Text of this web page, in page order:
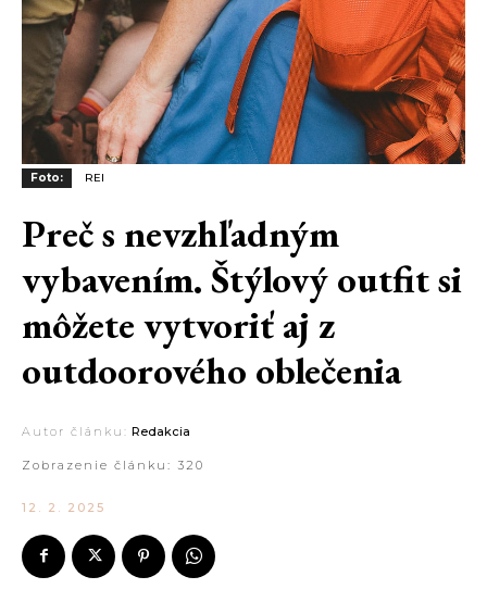
Foto: REI
Preč s nevzhľadným
vybavením. Štýlový outfit si
môžete vytvoriť aj z
outdoorového oblečenia
Autor článku: Redakcia
Zobrazenie článku: 320
12. 2. 2025